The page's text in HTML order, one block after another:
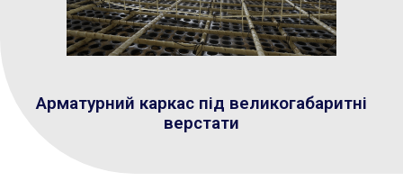
Арматурний каркас під великогабаритні
верстати